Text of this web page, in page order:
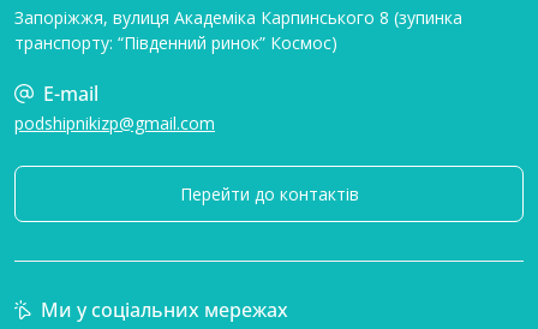
Запоріжжя, вулиця Академіка Карпинського 8 (зупинка
транспорту: “Південний ринок” Космос)
E-mail
podshipnikizp@gmail.com
Перейти до контактів
Ми у соціальних мережах